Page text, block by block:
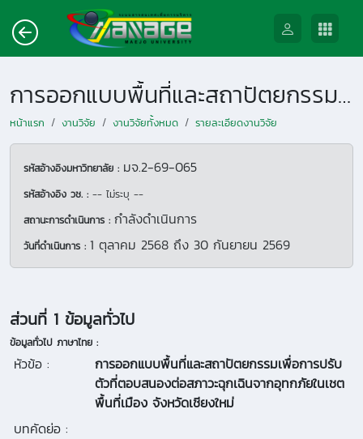
การออกแบบพื้นที่และสถาปัตยกรรมเพื่อการปรับตัวที่ตอบสนองต่อสภาวะฉุกเฉินจากอุทกภัยในเชตพื้นที่เมือง จังหวัดเชียงใหม่
หน้าแรก งานวิจัย งานวิจัยทั้งหมด รายละเอียดงานวิจัย
รหัสอ้างอิงมหาวิทยาลัย : มจ.2-69-065
รหัสอ้างอิง วช. : -- ไม่ระบุ --
สถานะการดำเนินการ : กำลังดำเนินการ
วันที่ดำเนินการ : 1 ตุลาคม 2568 ถึง 30 กันยายน 2569
ส่วนที่ 1 ข้อมูลทั่วไป
ข้อมูลทั่วไป ภาษาไทย :
หัวข้อ :
การออกแบบพื้นที่และสถาปัตยกรรมเพื่อการปรับ
ตัวที่ตอบสนองต่อสภาวะฉุกเฉินจากอุทกภัยในเชต
พื้นที่เมือง จังหวัดเชียงใหม่
บทคัดย่อ :